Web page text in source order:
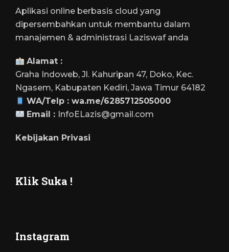
Aplikasi online berbasis cloud yang
dipersembahkan untuk membantu dalam
manajemen & administrasi Laziswaf anda
Alamat :
Graha Indoweb, Jl. Kahuripan 47, Doko, Kec.
Ngasem, Kabupaten Kediri, Jawa Timur 64182
WA/Telp :wa.me/6285712505000
Email : InfoELazis@gmail.com
Kebijakan Privasi
Klik Suka !
Instagram